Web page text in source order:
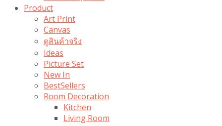
Product
Art Print
Canvas
ดูสินค้าจริง
Ideas
Picture Set
New In
BestSellers
Room Decoration
Kitchen
Living Room